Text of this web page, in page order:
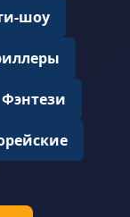
шоу
Фэнтези